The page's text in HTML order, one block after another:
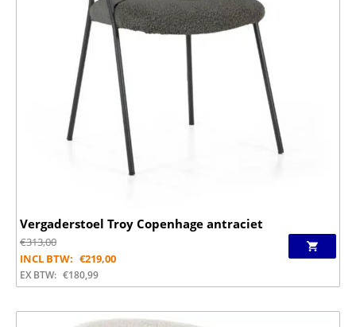
Vergaderstoel Troy Copenhage antraciet
€313,00
INCL BTW: €219,00
EX BTW: €180,99